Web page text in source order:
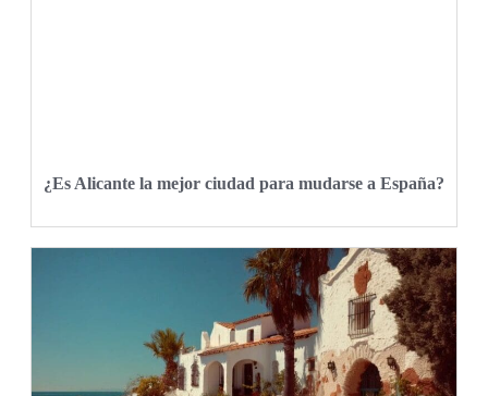
¿Es Alicante la mejor ciudad para mudarse a España?